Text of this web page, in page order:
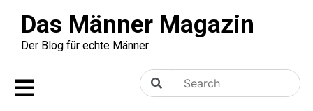
content
Das Männer Magazin
Der Blog für echte Männer
SearchSearch
for: